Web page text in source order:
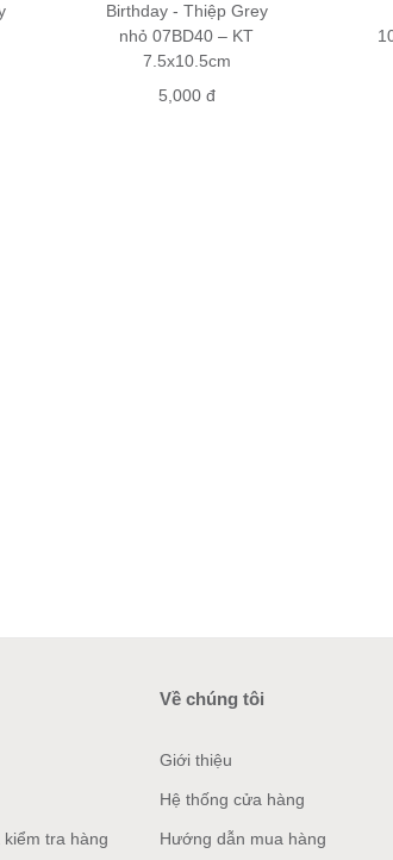
Birthday - Thiệp Grey
nhỏ 07BD40 – KT
7.5x10.5cm
5,000 đ
tra hàng
Về chúng tôi
Giới thiệu
Hệ thống cửa hàng
Hướng dẫn mua hàng